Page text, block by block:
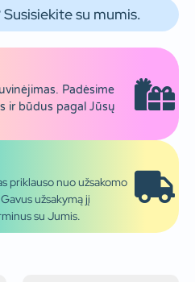
su mumis.
Padėsime
ir būdus pagal Jūsų
priklauso nuo užsakomo
užsakymą jį
su Jumis.